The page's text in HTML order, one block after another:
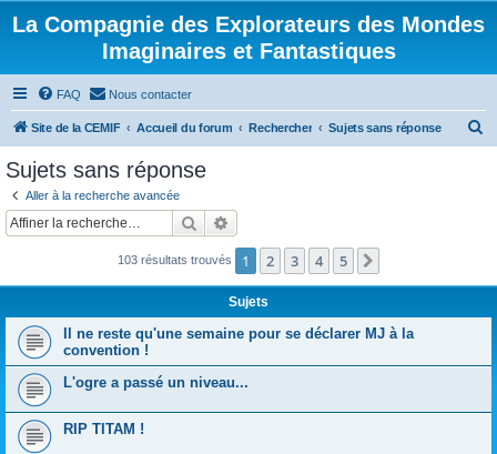
La Compagnie des Explorateurs des Mondes
Imaginaires et Fantastiques
FAQ Nous contacter
Site de la CEMIF Accueil du forum Rechercher Sujets sans réponse
c
r
Sujets sans réponse
Aller à la recherche avancée
Rechercher
103 résultats trouvés 1 2 3 4 5
Sujets
Il ne reste qu'une semaine pour se déclarer MJ à la
convention !
L'ogre a passé un niveau...
RIP TITAM !